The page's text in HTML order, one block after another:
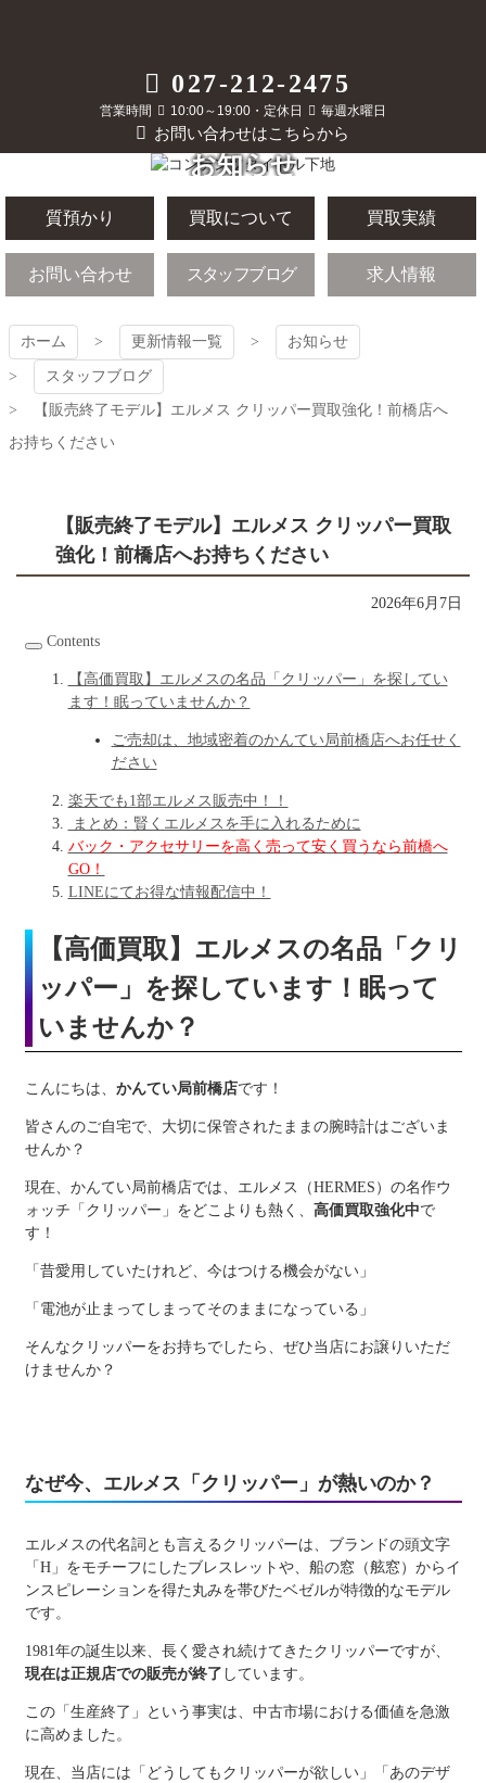
ス
ッ
質屋かんてい局
前橋店
027-212-2475
営業時間 10:00～19:00・定休日 毎週水曜日
お問い合わせはこちらから
お知らせ
質預かり 買取について 買取実績
お問い合わせ スタッフブログ 求人情報
ホーム 更新情報一覧 お知らせ
スタッフブログ
【販売終了モデル】エルメス クリッパー買取強化！前橋店へ
お持ちください
【販売終了モデル】エルメス クリッパー買取
強化！前橋店へお持ちください
2026年6月7日
Contents
【高価買取】エルメスの名品「クリッパー」を探してい
ます！眠っていませんか？
ご売却は、地域密着のかんてい局前橋店へお任せく
ださい
楽天でも1部エルメス販売中！！
まとめ：賢くエルメスを手に入れるために
バック・アクセサリーを高く売って安く買うなら前橋へ
GO！
LINEにてお得な情報配信中！
【高価買取】エルメスの名品「クリ
ッパー」を探しています！眠って
いませんか？
こんにちは、 かんてい局前橋店です！
皆さんのご自宅で、大切に保管されたままの腕時計はございま
せんか？
現在、かんてい局前橋店では、エルメス（HERMES）の名作ウ
ォッチ「クリッパー」をどこよりも熱く、 高価買取強化中で
す！
「昔愛用していたけれど、今はつける機会がない」
「電池が止まってしまってそのままになっている」
そんなクリッパーをお持ちでしたら、ぜひ当店にお譲りいただ
けませんか？
なぜ今、エルメス「クリッパー」が熱いのか？
エルメスの代名詞とも言えるクリッパーは、ブランドの頭文字
「H」をモチーフにしたブレスレットや、船の窓（舷窓）からイ
ンスピレーションを得た丸みを帯びたベゼルが特徴的なモデル
です。
1981年の誕生以来、長く愛され続けてきたクリッパーですが、
現在は正規店での販売が終了 しています。
この「生産終了」という事実は、中古市場における価値を急激
に高めました。
現在、当店には「どうしてもクリッパーが欲しい」「あのデザ